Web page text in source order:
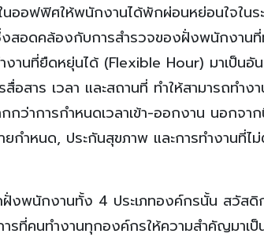
ออฟฟิศให้พนักงานได้พักผ่อนหย่อนใจในร
งสอดคล้องกับการสำรวจของฝั่งพนักงานที่
งานที่ยืดหยุ่นได้ (Flexible Hour) มาเป็นอั
สาร เวลา และสถานที่ ทำให้สามารถทำงา
ว่าการกำหนดเวลาเข้า-ออกงาน นอกจา
ำหนด, ประกันสุขภาพ และการทำงานที่ไม่
งพนักงานทั้ง 4 ประเภทองค์กรนั้น สวัสดิ
ที่คนทำงานทุกองค์กรให้ความสำคัญมาเ